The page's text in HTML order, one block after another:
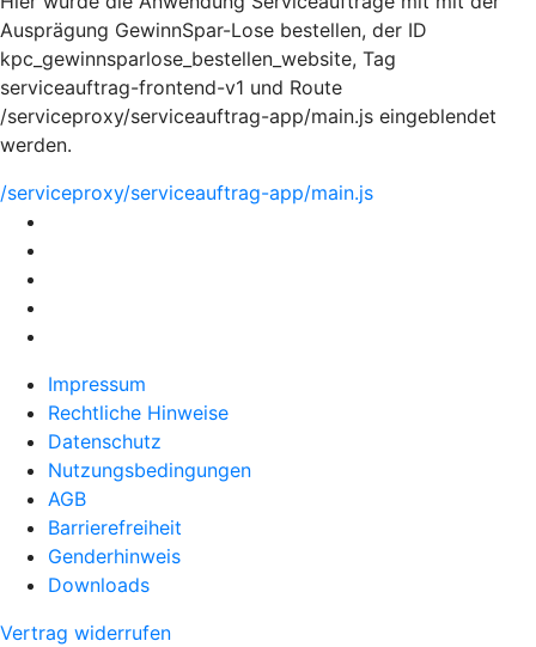
Ausprägung GewinnSpar-Lose bestellen, der ID
kpc_gewinnsparlose_bestellen_website, Tag
serviceauftrag-frontend-v1 und Route
/serviceproxy/serviceauftrag-app/main.js eingeblendet
werden.
/serviceproxy/serviceauftrag-app/main.js
Impressum
Rechtliche Hinweise
Datenschutz
Nutzungsbedingungen
AGB
Barrierefreiheit
Genderhinweis
Downloads
Vertrag widerrufen